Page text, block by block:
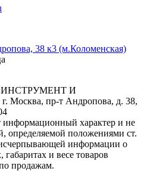
38 к3 (м.Коломенская)
И
пр-т Андропова, д. 38,
характер и не
определяемой положениями ст.
информации о
габаритах и весе товаров
продажам.